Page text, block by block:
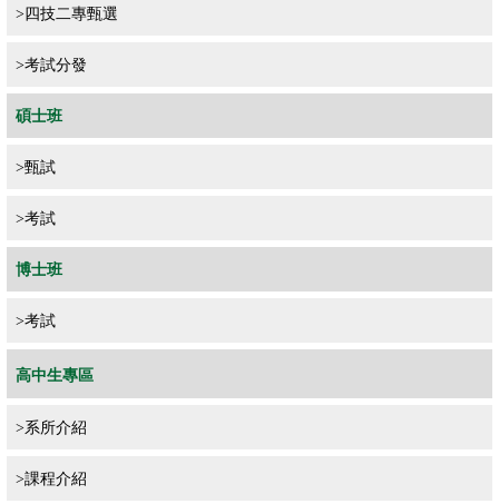
> 四技二專甄選
>考試分發
碩士班
>甄試
>考試
博士班
>考試
高中生專區
> 系所介紹
>課程介紹